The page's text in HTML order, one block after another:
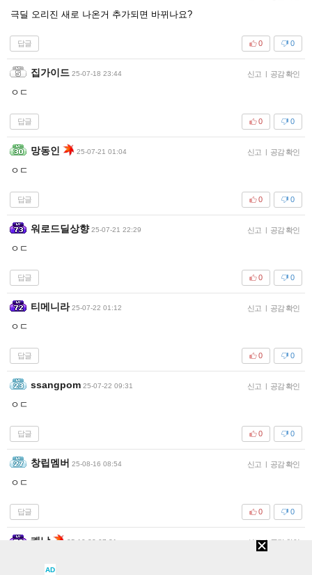
극딜 오리진 새로 나온거 추가되면 바뀌나요?
답글 0
0
집가이드 25-07-18 23:44 신고 | 공감 확인
ㅇㄷ
답글 0
0
망동인 25-07-21 01:04 신고 | 공감 확인
ㅇㄷ
답글 0
0
워로드딜상향 25-07-21 22:29 신고 | 공감 확인
ㅇㄷ
답글 0
0
티메니라 25-07-22 01:12 신고 | 공감 확인
ㅇㄷ
답글 0
0
ssangpom 25-07-22 09:31 신고 | 공감 확인
ㅇㄷ
답글 0
0
창립멤버 25-08-16 08:54 신고 | 공감 확인
ㅇㄷ
답글 0
0
쾌남 25-10-22 07:31 신고 | 공감 확인
AD